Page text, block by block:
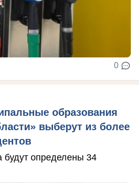
0
образования
выберут из более
будут определены 34